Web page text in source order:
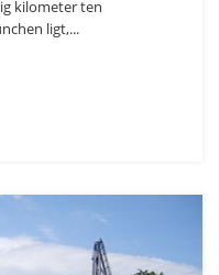
kilometer ten
ligt,...